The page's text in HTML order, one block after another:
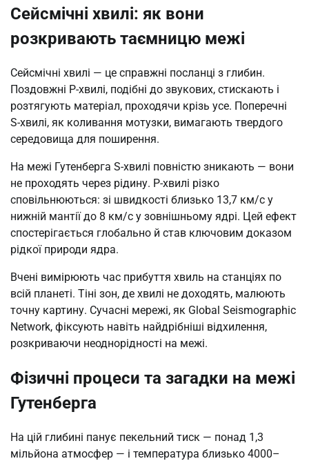
Сейсмічні хвилі: як вони
розкривають таємницю межі
Сейсмічні хвилі — це справжні посланці з глибин.
Поздовжні P-хвилі, подібні до звукових, стискають і
розтягують матеріал, проходячи крізь усе. Поперечні
S-хвилі, як коливання мотузки, вимагають твердого
середовища для поширення.
На межі Гутенберга S-хвилі повністю зникають — вони
не проходять через рідину. P-хвилі різко
сповільнюються: зі швидкості близько 13,7 км/с у
нижній мантії до 8 км/с у зовнішньому ядрі. Цей ефект
спостерігається глобально й став ключовим доказом
рідкої природи ядра.
Вчені вимірюють час прибуття хвиль на станціях по
всій планеті. Тіні зон, де хвилі не доходять, малюють
точну картину. Сучасні мережі, як Global Seismographic
Network, фіксують навіть найдрібніші відхилення,
розкриваючи неоднорідності на межі.
Фізичні процеси та загадки на межі
Гутенберга
На цій глибині панує пекельний тиск — понад 1,3
мільйона атмосфер — і температура близько 4000–